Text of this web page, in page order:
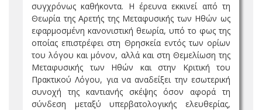
συγχρόνως καθήκοντα. Η έρευνα εκκινεί από τη
Θεωρία της Αρετής της Μεταφυσικής των Ηθών ως
εφαρμοσμένη κανονιστική θεωρία, υπό το φως της
οποίας επιστρέφει στη Θρησκεία εντός των ορίων
του λόγου και μόνον, αλλά και στη Θεμελίωση της
Μεταφυσικής των Ηθών και στην Κριτική του
Πρακτικού Λόγου, για να αναδείξει την εσωτερική
συνοχή της καντιανής σκέψης όσον αφορά τη
σύνδεση μεταξύ υπερβατολογικής ελευθερίας,